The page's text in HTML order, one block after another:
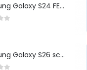
Samsung Galaxy S24 FE scherm herstelling
Samsung Galaxy S26 scherm herstelling